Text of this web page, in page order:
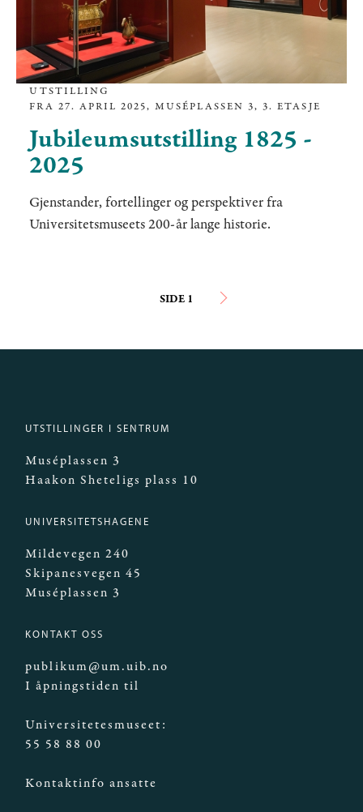
UTSTILLING
FRA 27. APRIL 2025, MUSÉPLASSEN 3, 3. ETASJE
Jubileumsutstilling 1825 -
2025
Gjenstander, fortellinger og perspektiver fra
Universitetsmuseets 200-år lange historie.
SIDE 1 NESTE
››
UTSTILLINGER I SENTRUM
Muséplassen 3
Haakon Sheteligs plass 10
UNIVERSITETSHAGENE
Mildevegen 240
Skipanesvegen 45
Muséplassen 3
KONTAKT OSS
publikum@um.uib.no
I åpningstiden til
Universitetesmuseet:
55 58 88 00
Kontaktinfo ansatte